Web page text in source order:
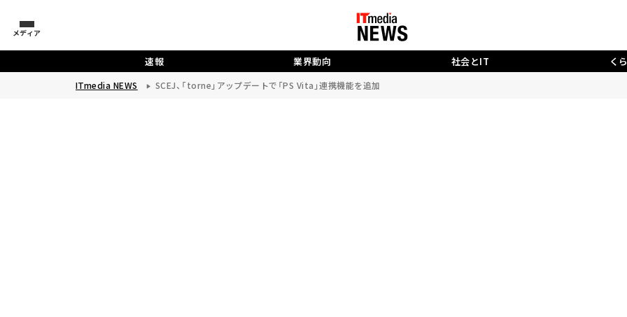
メディア
速報 業界動向 社会とIT く
ITmedia NEWS SCEJ、「torne」アップデートで「PS Vita」連携機能を追加